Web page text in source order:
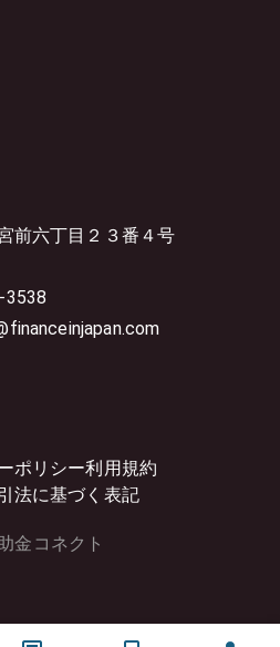
前六丁目２３番４号
3538
ポリシー利用規約
法に基づく表記
金コネクト